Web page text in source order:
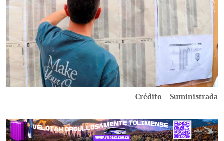
Crédito Suministrada